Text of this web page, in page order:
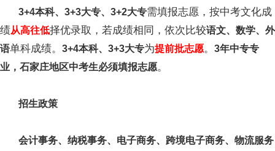
3+4本科、3+3大专、3+2大专需填报志愿，按中考文化成
绩从高往低择优录取，若成绩相同，依次比较‌语文、数学、外
语单科成绩‌‌。 3+4本科、3+3大专为提前批志愿。 3年中专专
业，石家庄地区中考生必须填报志愿。
招生政策
会计事务、纳税事务、电子商务、跨境电子商务、物流服务